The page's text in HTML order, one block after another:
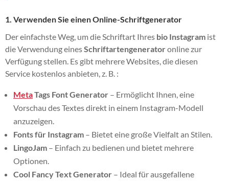
1. Verwenden Sie einen Online-Schriftgenerator
Der einfachste Weg, um die Schriftart Ihres bio Instagram ist
die Verwendung einesSchriftartengeneratoronline zur
Verfügung stellen. Es gibt mehrere Websites, die diesen
Service kostenlos anbieten, z. B. :
MetaTags Font Generator – Ermöglicht Ihnen, eine
Vorschau des Textes direkt in einem Instagram-Modell
anzuzeigen.
Fonts für Instagram – Bietet eine große Vielfalt an Stilen.
LingoJam – Einfach zu bedienen und bietet mehrere
Optionen.
Cool Fancy Text Generator – Ideal für ausgefallene